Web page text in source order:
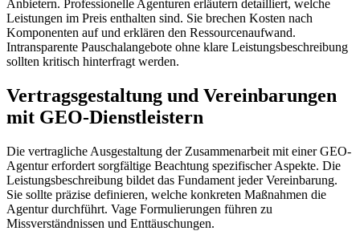
Anbietern. Professionelle Agenturen erläutern detailliert, welche
Leistungen im Preis enthalten sind. Sie brechen Kosten nach
Komponenten auf und erklären den Ressourcenaufwand.
Intransparente Pauschalangebote ohne klare Leistungsbeschreibung
sollten kritisch hinterfragt werden.
Vertragsgestaltung und Vereinbarungen
mit GEO-Dienstleistern
Die vertragliche Ausgestaltung der Zusammenarbeit mit einer GEO-
Agentur erfordert sorgfältige Beachtung spezifischer Aspekte. Die
Leistungsbeschreibung bildet das Fundament jeder Vereinbarung.
Sie sollte präzise definieren, welche konkreten Maßnahmen die
Agentur durchführt. Vage Formulierungen führen zu
Missverständnissen und Enttäuschungen.